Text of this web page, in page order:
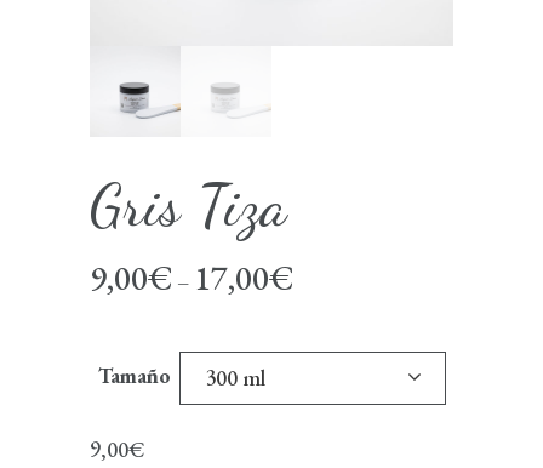
Gris Tiza
9,00€ – 17,00€
Tamaño 300 ml
9,00€